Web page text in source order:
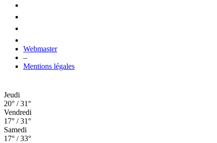
Webmaster
–
Mentions légales
Jeudi
20° / 31°
Vendredi
17° / 31°
Samedi
17° / 33°